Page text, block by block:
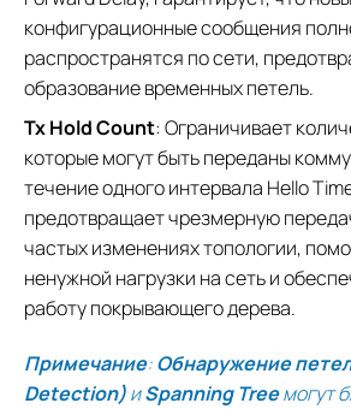
конфигурационные сообщения
распространятся по сети,
образование временных петель.
Tx Hold Count: Ограничивает
которые могут быть переданы
течение одного интервала Hello
предотвращает чрезмерную
частых изменениях топологии,
ненужной нагрузки на сеть и
работу покрывающего дерева.
Примечание:Обнаружение
Detection)иSpanning Treeмогут